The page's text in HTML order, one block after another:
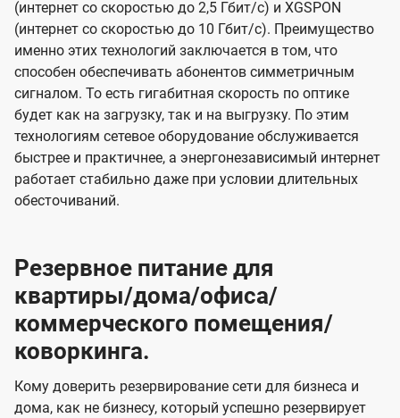
(интернет со скоростью до 2,5 Гбит/с) и XGSPON
(интернет со скоростью до 10 Гбит/с). Преимущество
именно этих технологий заключается в том, что
способен обеспечивать абонентов симметричным
сигналом. То есть гигабитная скорость по оптике
будет как на загрузку, так и на выгрузку. По этим
технологиям сетевое оборудование обслуживается
быстрее и практичнее, а энергонезависимый интернет
работает стабильно даже при условии длительных
обесточиваний.
Резервное питание для
квартиры/дома/офиса/
коммерческого помещения/
коворкинга.
Кому доверить резервирование сети для бизнеса и
дома, как не бизнесу, который успешно резервирует